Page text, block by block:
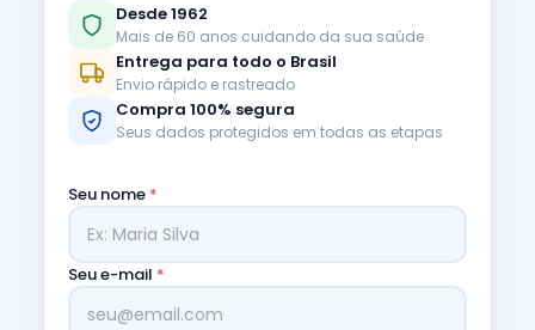
Desde 1962
Mais de 60 anos cuidando da sua saúde
Entrega para todo o Brasil
Envio rápido e rastreado
Compra 100% segura
Seus dados protegidos em todas as etapas
Seu nome *
Seu e-mail *